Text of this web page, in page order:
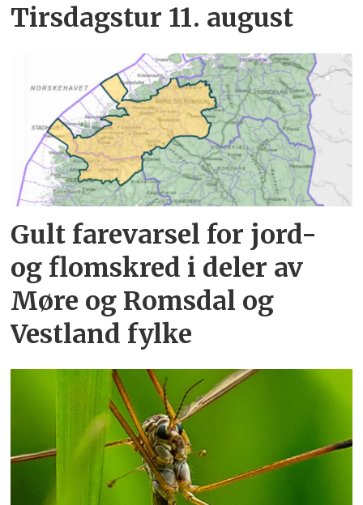
Tirsdagstur 11. august
Gult farevarsel for jord-
og flomskred i deler av
Møre og Romsdal og
Vestland fylke